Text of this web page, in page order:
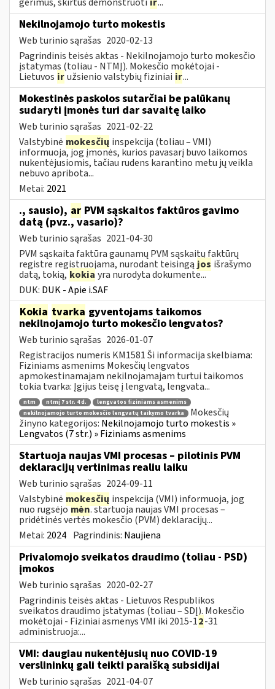
Nekilnojamojo turto mokestis
Web turinio sąrašas 2020-02-13
Pagrindinis teisės aktas - Nekilnojamojo turto mokesčio
įstatymas (toliau - NTMĮ). Mokesčio mokėtojai -
Lietuvos iružsienio valstybių fiziniai ir...
Mokestinės paskolos sutarčiai be palūkanų
sudaryti įmonės turi dar savaitę laiko
Web turinio sąrašas 2021-02-22
Valstybinė mokesčių inspekcija (toliau – VMI)
informuoja, jog įmonės, kurios pavasarį buvo laikomos
nukentėjusiomis, tačiau rudens karantino metu jų veikla
nebuvo apribota...
Metai: 2021
., sausio), ar PVM sąskaitos faktūros gavimo
datą (pvz., vasario)?
Web turinio sąrašas 2021-04-30
PVM sąskaita faktūra gaunamų PVM sąskaitų faktūrų
registre registruojama, nurodant teisingą jos išrašymo
datą, tokią, kokia yra nurodyta dokumente...
DUK: DUK - Apie i.SAF
Kokia tvarka gyventojams taikomos
nekilnojamojo turto mokesčio lengvatos?
Web turinio sąrašas 2026-01-07
Registracijos numeris KM1581 Ši informacija skelbiama:
Fiziniams asmenims Mokesčių lengvatos
apmokestinamajam nekilnojamajam turtui taikomos
tokia tvarka: Įgijus teisę į lengvatą, lengvata...
ntm ntmį 7 str. 4 d.
lengvatos fiziniams asmenims
nekilnojamojo turto mokesčio lengvatų taikymo tvarka
Mokesčių
žinyno kategorijos: Nekilnojamojo turto mokestis »
Lengvatos (7 str.) » Fiziniams asmenims
Startuoja naujas VMI procesas – pilotinis PVM
deklaracijų vertinimas realiu laiku
Web turinio sąrašas 2024-09-11
Valstybinė mokesčių inspekcija (VMI) informuoja, jog
nuo rugsėjomėn. startuoja naujas VMI procesas –
pridėtinės vertės mokesčio (PVM) deklaracijų...
Metai: 2024 Pagrindinis: Naujiena
Privalomojo sveikatos draudimo (toliau - PSD)
įmokos
Web turinio sąrašas 2020-02-27
Pagrindinis teisės aktas - Lietuvos Respublikos
sveikatos draudimo įstatymas (toliau – SDĮ). Mokesčio
mokėtojai - Fiziniai asmenys VMI iki 2015-12-31
administruoja:...
VMI: daugiau nukentėjusių nuo COVID-19
verslininkų gali teikti paraišką subsidijai
Web turinio sąrašas 2021-04-07